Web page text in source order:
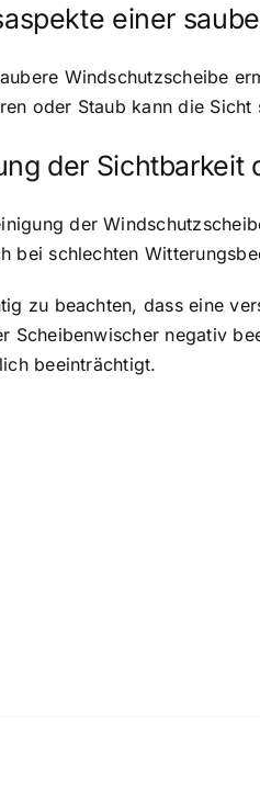
einer
Windschutzscheibe
oder Staub kann die
der Sichtbarkeit
der
bei schlechten
zu beachten, dass eine
Scheibenwischer negativ
beeinträchtigt.